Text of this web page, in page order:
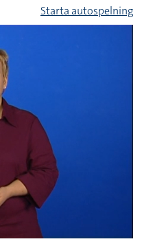
Starta autospelning